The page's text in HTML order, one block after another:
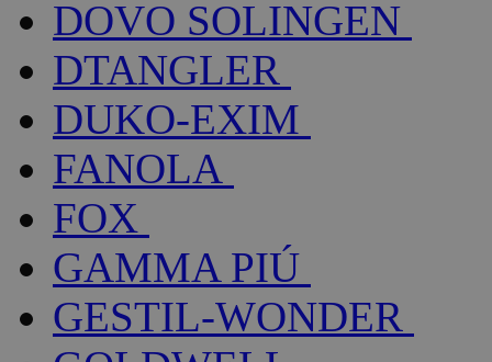
DOVO SOLINGEN
DTANGLER
DUKO-EXIM
FANOLA
FOX
GAMMA PIÚ
GESTIL-WONDER